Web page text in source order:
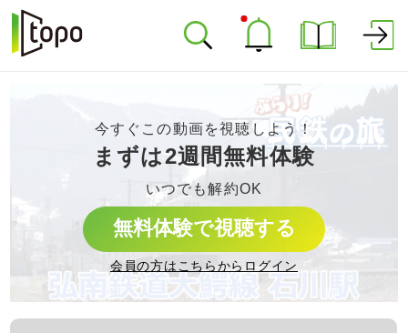
今すぐこの動画を視聴しよう！
まずは2週間無料体験
いつでも解約OK
無料体験で視聴する
会員の方はこちらからログイン